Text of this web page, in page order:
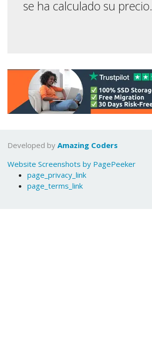
se ha calculado su precio.
Developed by Amazing Coders
Website Screenshots by PagePeeker
page_privacy_link
page_terms_link